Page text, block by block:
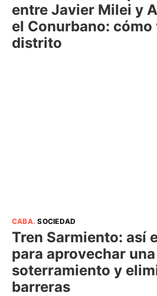
entre Javier Milei y
el Conurbano:
distrito
CABA.SOCIEDAD
Tren Sarmiento: así
para aprovechar
soterramiento y
barreras